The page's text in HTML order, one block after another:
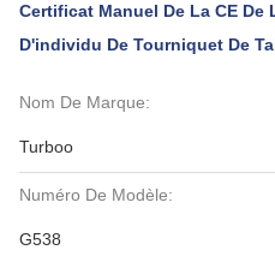
Certificat Manuel De La CE
D'individu De Tourniquet De
Nom De Marque:
Turboo
Numéro De Modèle:
G538